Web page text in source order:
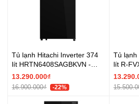
Tủ lạnh Hitachi Inverter 374
lít HRTN6408SAGBKVN -
Chính hãng
13.290.000₫
16.900.000₫ -22%
Tủ lạnh
lít R-
gương